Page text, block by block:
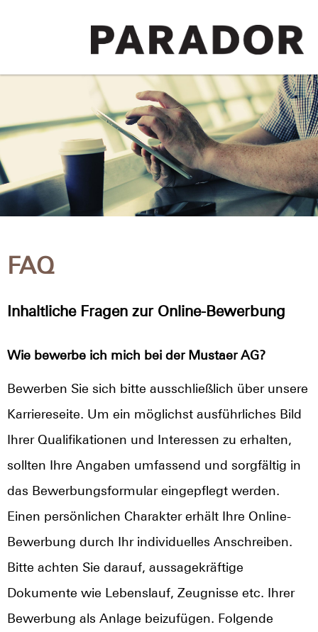
FAQ
Inhaltliche Fragen zur Online-Bewerbung
Wie bewerbe ich mich bei der Mustaer AG?
Bewerben Sie sich bitte ausschließlich über unsere
Karriereseite. Um ein möglichst ausführliches Bild
Ihrer Qualifikationen und Interessen zu erhalten,
sollten Ihre Angaben umfassend und sorgfältig in
das Bewerbungsformular eingepflegt werden.
Einen persönlichen Charakter erhält Ihre Online-
Bewerbung durch Ihr individuelles Anschreiben.
Bitte achten Sie darauf, aussagekräftige
Dokumente wie Lebenslauf, Zeugnisse etc. Ihrer
Bewerbung als Anlage beizufügen. Folgende